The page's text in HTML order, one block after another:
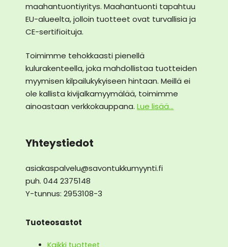
maahantuontiyritys. Maahantuonti tapahtuu
EU-alueelta, jolloin tuotteet ovat turvallisia ja
CE-sertifioituja.
Toimimme tehokkaasti pienellä
kulurakenteella, joka mahdollistaa tuotteiden
myymisen kilpailukykyiseen hintaan. Meillä ei
ole kallista kivijalkamyymälää, toimimme
ainoastaan verkkokauppana. Lue lisää...
Yhteystiedot
asiakaspalvelu@savontukkumyynti.fi
puh. 044 2375148
Y-tunnus: 2953108-3
Tuoteosastot